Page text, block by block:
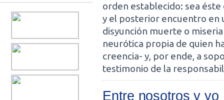
orden establecido: sea
y el posterior encuentro en
disyunción muerte o
neurótica propia de quien
creencia- y, por ende, a
testimonio de la
Entre nosotros y yo